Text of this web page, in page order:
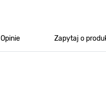
Opinie Zapytaj o